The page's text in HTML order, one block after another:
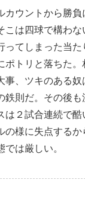
カウントから勝
こは四球で構わ
ってしまった当
ポトリと落ちた
事、ツキのある
鉄則だ。その後
は２試合連続で
の様に失点する
は厳しい。